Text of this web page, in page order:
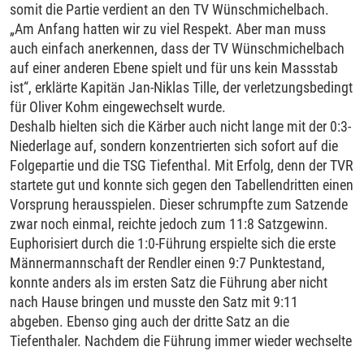
somit die Partie verdient an den TV Wünschmichelbach.
„Am Anfang hatten wir zu viel Respekt. Aber man muss
auch einfach anerkennen, dass der TV Wünschmichelbach
auf einer anderen Ebene spielt und für uns kein Massstab
ist“, erklärte Kapitän Jan-Niklas Tille, der verletzungsbedingt
für Oliver Kohm eingewechselt wurde.
Deshalb hielten sich die Kärber auch nicht lange mit der 0:3-
Niederlage auf, sondern konzentrierten sich sofort auf die
Folgepartie und die TSG Tiefenthal. Mit Erfolg, denn der TVR
startete gut und konnte sich gegen den Tabellendritten einen
Vorsprung herausspielen. Dieser schrumpfte zum Satzende
zwar noch einmal, reichte jedoch zum 11:8 Satzgewinn.
Euphorisiert durch die 1:0-Führung erspielte sich die erste
Männermannschaft der Rendler einen 9:7 Punktestand,
konnte anders als im ersten Satz die Führung aber nicht
nach Hause bringen und musste den Satz mit 9:11
abgeben. Ebenso ging auch der dritte Satz an die
Tiefenthaler. Nachdem die Führung immer wieder wechselte